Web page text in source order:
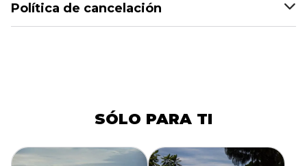
Política de cancelación
SÓLO PARA TI